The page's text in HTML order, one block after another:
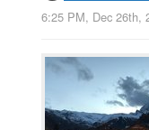
6:25 PM, Dec 26th,